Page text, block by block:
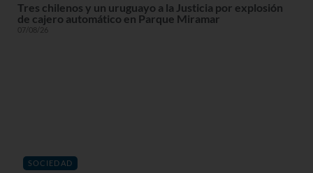
Tres chilenos y un uruguayo a la Justicia por explosión
de cajero automático en Parque Miramar
07/08/26
SOCIEDAD